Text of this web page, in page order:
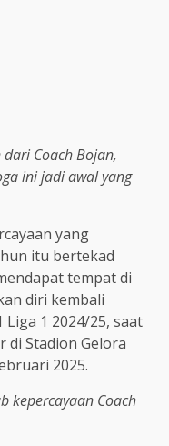
Coach Bojan,
ini jadi awal yang
yang
itu bertekad
tempat di
diri kembali
1 2024/25, saat
di Stadion Gelora
2025.
kepercayaan Coach